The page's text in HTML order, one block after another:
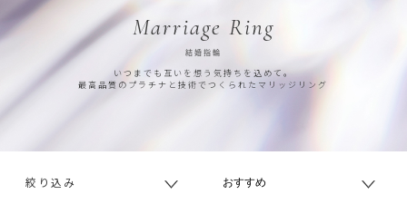
Marriage Ring
結婚指輪
いつまでも互いを想う気持ちを込めて。
最高品質のプラチナと技術でつくられたマリッジリング
絞り込み